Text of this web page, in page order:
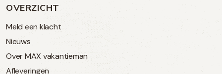
OVERZICHT
Meld een klacht
Nieuws
Over MAX vakantieman
Afleveringen